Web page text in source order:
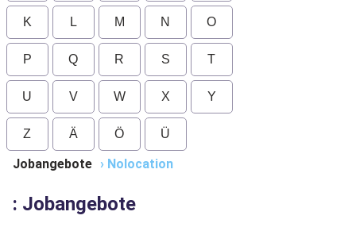
K L M N O
P Q R S T
U V W X Y
Z Ä Ö Ü
Jobangebote › Nolocation
: Jobangebote